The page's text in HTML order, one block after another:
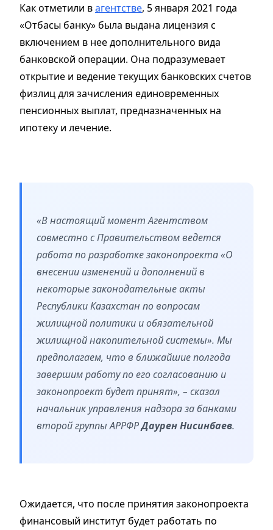
Как отметили вагентстве, 5 января 2021 года
«Отбасы банку» была выдана лицензия с
включением в нее дополнительного вида
банковской операции. Она подразумевает
открытие и ведение текущих банковских счетов
физлиц для зачисления единовременных
пенсионных выплат, предназначенных на
ипотеку и лечение.
«В настоящий момент Агентством
совместно с Правительством ведется
работа по разработке законопроекта «О
внесении изменений и дополнений в
некоторые законодательные акты
Республики Казахстан по вопросам
жилищной политики и обязательной
жилищной накопительной системы». Мы
предполагаем, что в ближайшие полгода
завершим работу по его согласованию и
законопроект будет принят», – сказал
начальник управления надзора за банками
второй группы АРРФРДаурен Нисинбаев.
Ожидается, что после принятия законопроекта
финансовый институт будет работать по